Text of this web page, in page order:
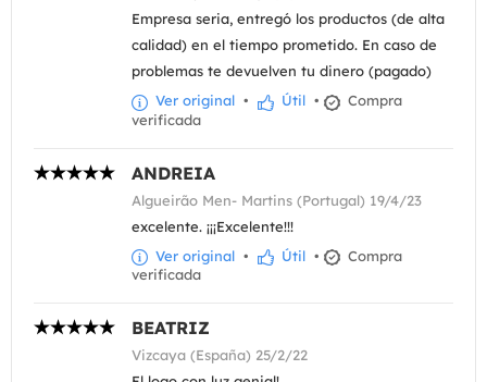
Empresa seria, entregó los productos (de alta
calidad) en el tiempo prometido. En caso de
problemas te devuelven tu dinero (pagado)
Ver original • Útil •
Compra
verificada
ANDREIA
Algueirão Men- Martins (Portugal) 19/4/23
excelente. ¡¡¡Excelente!!!
Ver original • Útil •
Compra
verificada
BEATRIZ
Vizcaya (España) 25/2/22